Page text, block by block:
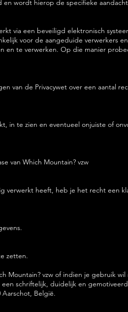
wordt hierop de specifieke
via een beveiligd elektronisch
voor de aangeduide verwerkers
en te verwerken. Op die manier
van de Privacywet over een aantal
in te zien en eventueel onjuiste of
van Which Mountain? vzw
verwerkt heeft, heb je het recht een
zetten.
Mountain? vzw of indien je gebruik
schriftelijk, duidelijk en
Aarschot, België.